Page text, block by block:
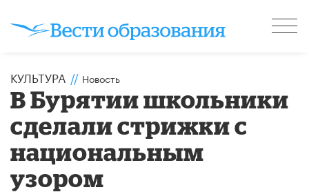
КУЛЬТУРА // Новость
В Бурятии школьники
сделали стрижки с
национальным
узором